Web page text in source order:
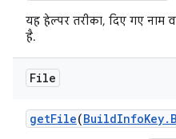
यह हेल्पर तरीका, दिए गए नाम
है.
File
getFile(BuildInfoKey.